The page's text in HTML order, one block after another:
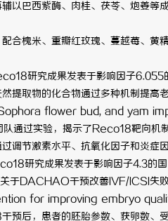
以巴西紫酶、肉桂、茯苓、炮姜等
合槐米、重瓣红玫瑰、蔓越莓、黄
研究成果发表于影响因子
然提取物的化合物通过多种机制
flower bud, and yam
通过实验，揭示了Reco18靶向机
调节激素水平、抗氧化因子和炎症
研究成果发表于影响因子4.3
于DACHAO干预改善IVF/ICSI
for improving embryo
预后，患者的胚胎参数、获卵数、